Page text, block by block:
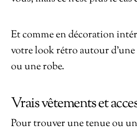
Et comme en décoration
votre look rétro autour
ou une robe.
Vrais vêtements et
Pour trouver une tenue ou